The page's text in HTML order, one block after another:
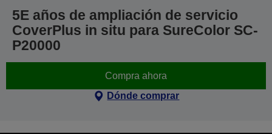
5E años de ampliación de servicio
CoverPlus in situ para SureColor SC-
P20000
Compra ahora
Dónde comprar